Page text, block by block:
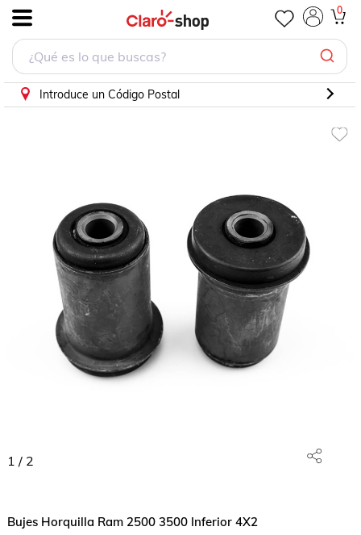
0
Introduce un Código Postal
1 / 2
Bujes Horquilla Ram 2500 3500 Inferior 4X2
Bujes Horquilla Ram 2500 3500 Inferior 4X2